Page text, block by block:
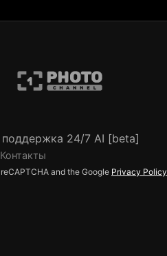
поддержка 24/7 AI [beta]
and the Google Privacy Policy